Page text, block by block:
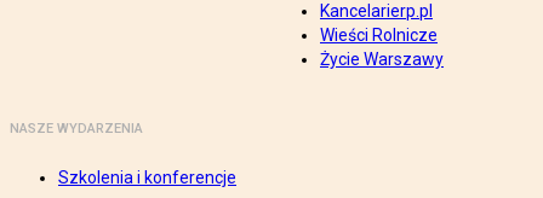
Kancelarierp.pl
Wieści Rolnicze
Życie Warszawy
NASZE WYDARZENIA
Szkolenia i konferencje